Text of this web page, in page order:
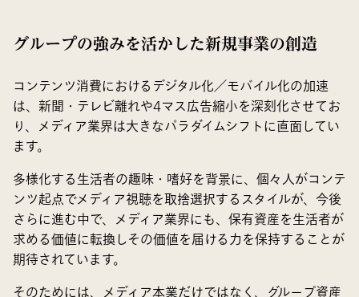
グループの強みを活かした新規事業の創造
コンテンツ消費におけるデジタル化／モバイル化の加速
は、新聞・テレビ離れや4マス広告縮小を深刻化させてお
り、メディア業界は大きなパラダイムシフトに直面してい
ます。
多様化する生活者の趣味・嗜好を背景に、個々人がコンテ
ンツ起点でメディア視聴を取捨選択するスタイルが、今後
さらに進む中で、メディア業界にも、保有資産を生活者が
求める価値に転換しその価値を届ける力を保持することが
期待されています。